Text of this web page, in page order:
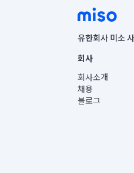
유한회사 미소
사업자등록번호
통신판매신고번
대표이사 :
주소 | 본사: 서울
컨택센터 : 서울
회사
회사소개
채용
블로그